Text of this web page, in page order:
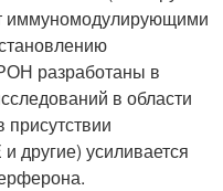
иммуномодулирующими
разработаны в
в области
другие) усиливается